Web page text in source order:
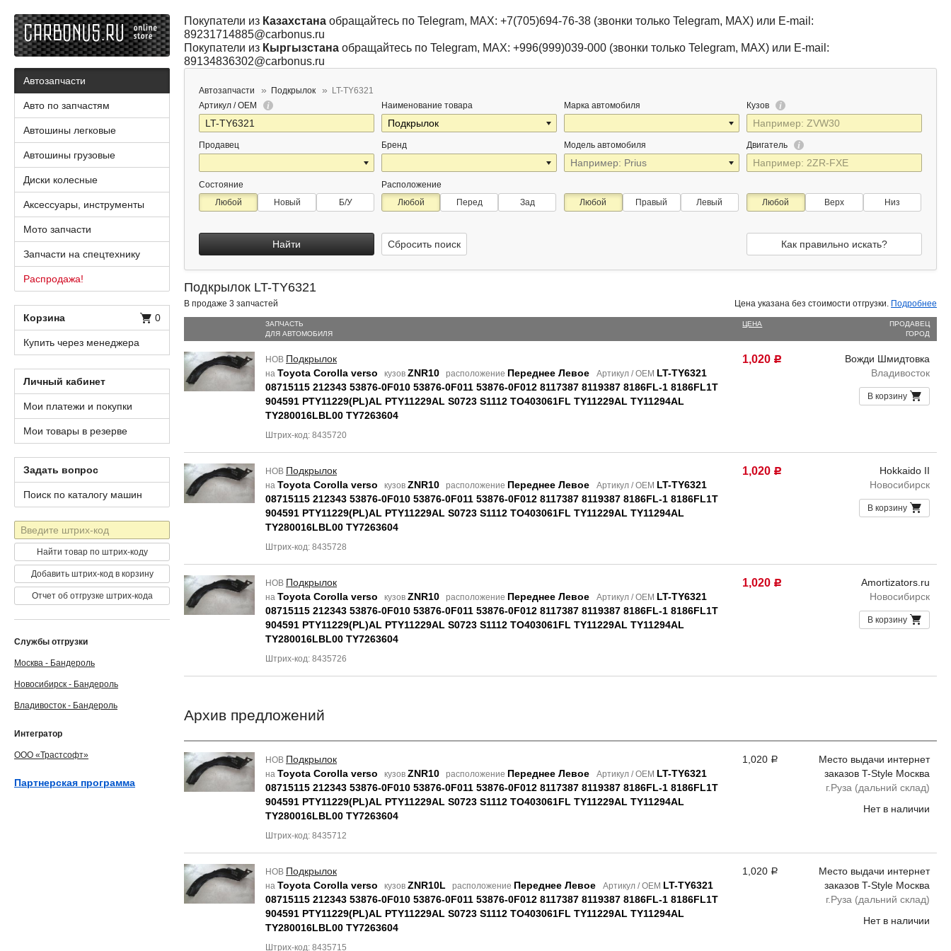
Покупатели из Казахстана обращайтесь по Telegram, MAX: +7(705)694-76-38 (звонки только Telegram, MAX) или E-mail:
89231714885@carbonus.ru
Покупатели из Кыргызстана обращайтесь по Telegram, MAX: +996(999)039-000 (звонки только Telegram, MAX) или E-mail:
89134836302@carbonus.ru
Автозапчасти Подкрылок
LT-TY6321
Артикул / OEM
Продавец
Наименование товара
Бренд
Марка автомобиля
Модель автомобиля
Кузов
Двигатель
Состояние
Любой
Новый Б/У
Расположение
Любой
Перед Зад Любой Правый Левый Любой Верх Низ
Найти Сбросить поиск Как правильно искать?
Подкрылок LT-TY6321
В продаже 3 запчастей Цена указана без стоимости отгрузки. Подробнее
ЗАПЧАСТЬ
ДЛЯ АВТОМОБИЛЯ
ЦЕНА
ПРОДАВЕЦ
ГОРОД
НОВ Подкрылок
на Toyota Corolla verso кузов ZNR10 расположение Переднее Левое Артикул / OEM LT-TY6321
08715115 212343 53876-0F010 53876-0F011 53876-0F012 8117387 8119387 8186FL-1 8186FL1T
904591 PTY11229(PL)AL PTY11229AL S0723 S1112 TO403061FL TY11229AL TY11294AL
TY280016LBL00 TY7263604
Штрих-код: 8435720
1,020 Р
Вожди Шмидтовка
Владивосток
В корзину
НОВ Подкрылок
на Toyota Corolla verso кузов ZNR10 расположение Переднее Левое Артикул / OEM LT-TY6321
08715115 212343 53876-0F010 53876-0F011 53876-0F012 8117387 8119387 8186FL-1 8186FL1T
904591 PTY11229(PL)AL PTY11229AL S0723 S1112 TO403061FL TY11229AL TY11294AL
TY280016LBL00 TY7263604
Штрих-код: 8435728
1,020 Р
Hokkaido II
Новосибирск
В корзину
НОВ Подкрылок
на Toyota Corolla verso кузов ZNR10 расположение Переднее Левое Артикул / OEM LT-TY6321
08715115 212343 53876-0F010 53876-0F011 53876-0F012 8117387 8119387 8186FL-1 8186FL1T
904591 PTY11229(PL)AL PTY11229AL S0723 S1112 TO403061FL TY11229AL TY11294AL
TY280016LBL00 TY7263604
Штрих-код: 8435726
1,020 Р
Amortizators.ru
Новосибирск
В корзину
Архив предложений
НОВ Подкрылок
на Toyota Corolla verso кузов ZNR10 расположение Переднее Левое Артикул / OEM LT-TY6321
08715115 212343 53876-0F010 53876-0F011 53876-0F012 8117387 8119387 8186FL-1 8186FL1T
904591 PTY11229(PL)AL PTY11229AL S0723 S1112 TO403061FL TY11229AL TY11294AL
TY280016LBL00 TY7263604
Штрих-код: 8435712
1,020 Р
Место выдачи интернет
заказов T-Style Москва
г.Руза (дальний склад)
Нет в наличии
НОВ Подкрылок
на Toyota Corolla verso кузов ZNR10L расположение Переднее Левое Артикул / OEM LT-TY6321
08715115 212343 53876-0F010 53876-0F011 53876-0F012 8117387 8119387 8186FL-1 8186FL1T
904591 PTY11229(PL)AL PTY11229AL S0723 S1112 TO403061FL TY11229AL TY11294AL
TY280016LBL00 TY7263604
Штрих-код: 8435715
1,020 Р
Место выдачи интернет
заказов T-Style Москва
г.Руза (дальний склад)
Нет в наличии
Автозапчасти
Авто по запчастям
Автошины легковые
Автошины грузовые
Диски колесные
Аксессуары, инструменты
Мото запчасти
Запчасти на спецтехнику
Распродажа!
Корзина 0
Купить через менеджера
Личный кабинет
Мои платежи и покупки
Мои товары в резерве
Задать вопрос
Поиск по каталогу машин
Штрих-
код
Найти товар по штрих-коду
Добавить штрих-код в корзину
Отчет об отгрузке штрих-кода
Службы отгрузки
Москва - Бандероль
Новосибирск - Бандероль
Владивосток - Бандероль
Интегратор
ООО «Трастсофт»
Партнерская программа